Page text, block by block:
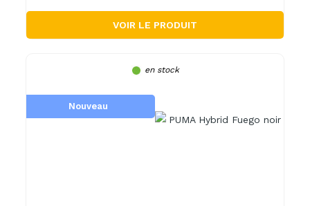
VOIR LE PRODUIT
en stock
Nouveau